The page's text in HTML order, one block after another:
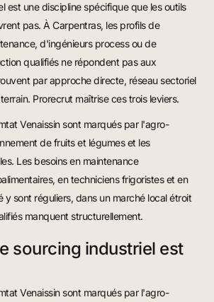
est une discipline spécifique que les outils
pas. À Carpentras, les profils de
d'ingénieurs process ou de
qualifiés ne répondent pas aux
par approche directe, réseau sectoriel
Prorecrut maîtrise ces trois leviers.
Venaissin sont marqués par l'agro-
de fruits et légumes et les
Les besoins en maintenance
en techniciens frigoristes et en
y sont réguliers, dans un marché local étroit
manquent structurellement.
sourcing industriel est
Venaissin sont marqués par l'agro-